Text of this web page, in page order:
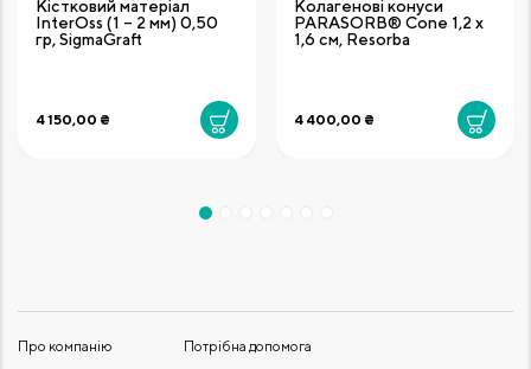
Кістковий матеріал
InterOss (1 – 2 мм) 0,50
гр, SigmaGraft
4 150,00 ₴
Колагенові конуси
PARASORB® Cone 1,2 х
1,6 см, Resorba
4 400,00 ₴
Про компанію
Потрібна допомога